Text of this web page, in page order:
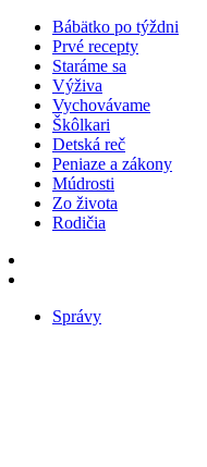
Bábätko po týždni
Prvé recepty
Staráme sa
Výživa
Vychovávame
Škôlkari
Detská reč
Peniaze a zákony
Múdrosti
Zo života
Rodičia
Správy